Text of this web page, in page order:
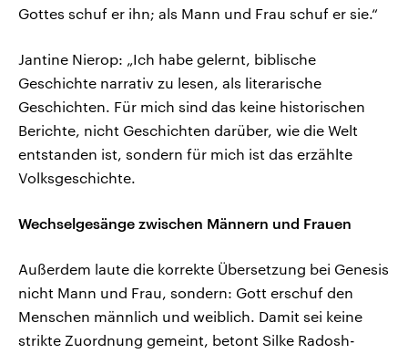
Gottes schuf er ihn; als Mann und Frau schuf er sie.“
Jantine Nierop: „Ich habe gelernt, biblische
Geschichte narrativ zu lesen, als literarische
Geschichten. Für mich sind das keine historischen
Berichte, nicht Geschichten darüber, wie die Welt
entstanden ist, sondern für mich ist das erzählte
Volksgeschichte.
Wechselgesänge zwischen Männern und Frauen
Außerdem laute die korrekte Übersetzung bei Genesis
nicht Mann und Frau, sondern: Gott erschuf den
Menschen männlich und weiblich. Damit sei keine
strikte Zuordnung gemeint, betont Silke Radosh-